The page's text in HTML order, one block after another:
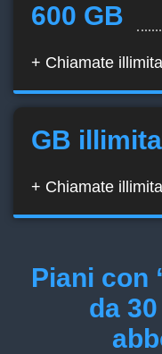
600 GB
+ Chiamate
GB
+ Chiamate
Piani con
da